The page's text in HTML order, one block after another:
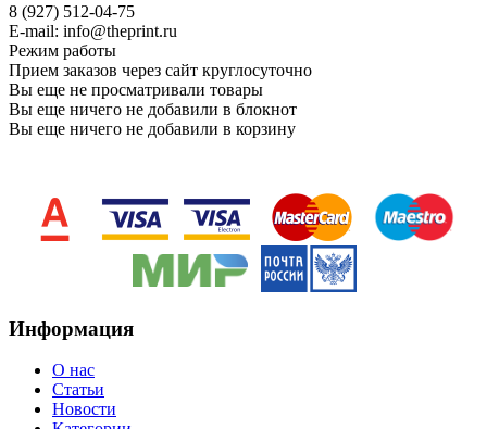
8 (927) 512-04-75
E-mail: info@theprint.ru
Режим работы
Прием заказов через сайт круглосуточно
Вы еще не просматривали товары
Вы еще ничего не добавили в блокнот
Вы еще ничего не добавили в корзину
Информация
O нас
Статьи
Новости